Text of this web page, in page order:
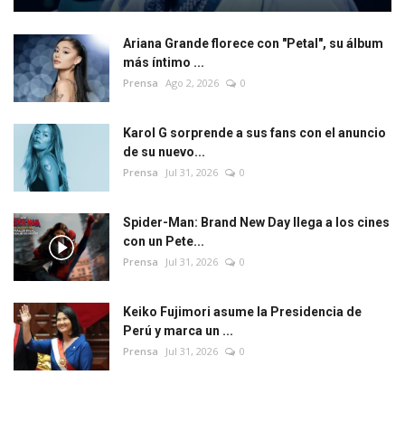
Ariana Grande florece con "Petal", su álbum
más íntimo ...
Prensa Ago 2, 2026 0
Karol G sorprende a sus fans con el anuncio
de su nuevo...
Prensa Jul 31, 2026 0
Spider-Man: Brand New Day llega a los cines
con un Pete...
Prensa Jul 31, 2026 0
Keiko Fujimori asume la Presidencia de
Perú y marca un ...
Prensa Jul 31, 2026 0